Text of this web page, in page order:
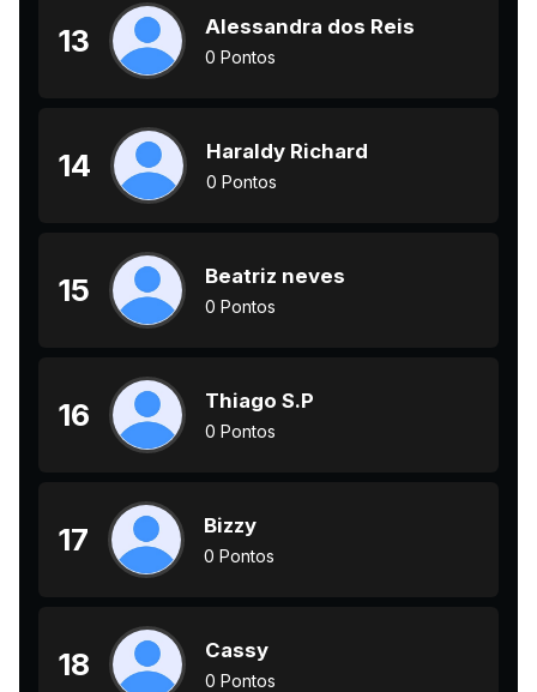
13 Alessandra dos Reis
0 Pontos
14 Haraldy Richard
0 Pontos
15 Beatriz neves
0 Pontos
16 Thiago S.P
0 Pontos
17 Bizzy
0 Pontos
18 Cassy
0 Pontos